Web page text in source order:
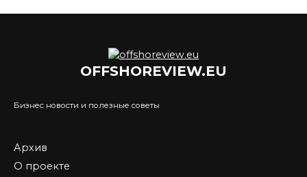
OFFSHOREVIEW.EU
Бизнес новости и полезные советы
Архив
О проекте